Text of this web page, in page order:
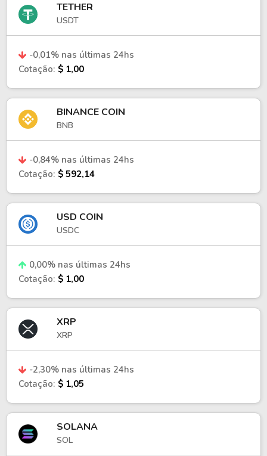
TETHER
USDT
-0,01% nas últimas 24hs
Cotação: $ 1,00
BINANCE COIN
BNB
-0,84% nas últimas 24hs
Cotação: $ 592,14
USD COIN
USDC
0,00% nas últimas 24hs
Cotação: $ 1,00
XRP
XRP
-2,30% nas últimas 24hs
Cotação: $ 1,05
SOLANA
SOL